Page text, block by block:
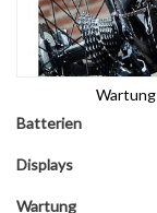
Wartung
Batterien
Displays
Wartung